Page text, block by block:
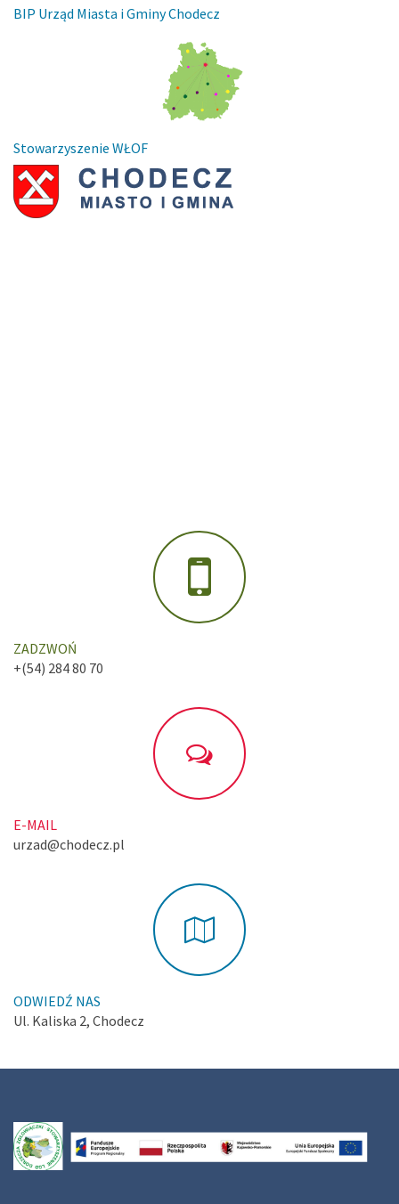
BIP Urząd Miasta i Gminy Chodecz
Stowarzyszenie WŁOF
ZADZWOŃ
+(54) 284 80 70
E-MAIL
urzad@chodecz.pl
ODWIEDŹ NAS
Ul. Kaliska 2, Chodecz